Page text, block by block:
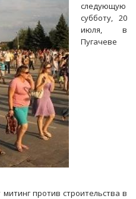
следующую
субботу, 20
июля, в
Пугачеве
против строительства в